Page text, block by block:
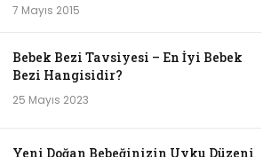
7 Mayıs 2015
Bebek Bezi Tavsiyesi – En İyi Bebek
Bezi Hangisidir?
25 Mayıs 2023
Yeni Doğan Bebeğinizin Uyku Düzeni